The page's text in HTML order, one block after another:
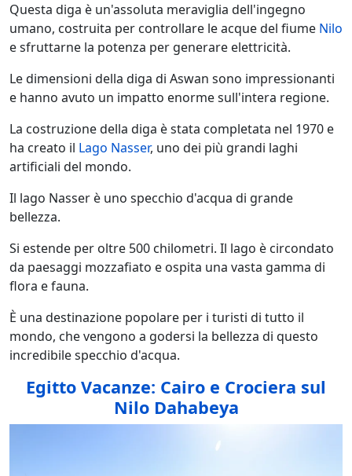
Questa diga è un'assoluta meraviglia dell'ingegno
umano, costruita per controllare le acque del fiume Nilo
e sfruttarne la potenza per generare elettricità.
Le dimensioni della diga di Aswan sono impressionanti
e hanno avuto un impatto enorme sull'intera regione.
La costruzione della diga è stata completata nel 1970 e
ha creato il Lago Nasser, uno dei più grandi laghi
artificiali del mondo.
Il lago Nasser è uno specchio d'acqua di grande
bellezza.
Si estende per oltre 500 chilometri. Il lago è circondato
da paesaggi mozzafiato e ospita una vasta gamma di
flora e fauna.
È una destinazione popolare per i turisti di tutto il
mondo, che vengono a godersi la bellezza di questo
incredibile specchio d'acqua.
Egitto Vacanze: Cairo e Crociera sul
Nilo Dahabeya